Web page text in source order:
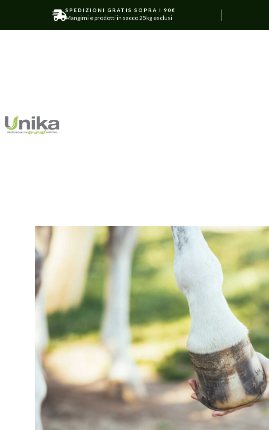
SPEDIZIONI GRATIS SOPRA I 90€
Mangimi e prodotti in sacco 25kg esclusi